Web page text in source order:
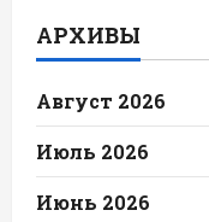
АРХИВЫ
Август 2026
Июль 2026
Июнь 2026